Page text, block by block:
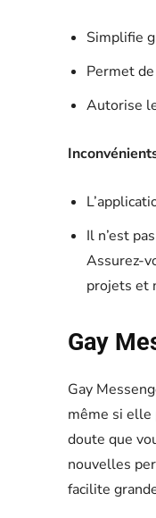
Simplifie
Permet
Autorise
Il n’est
Assurez-
projets et
Gay
Gay
même si elle
doute que
nouvelles
facilite